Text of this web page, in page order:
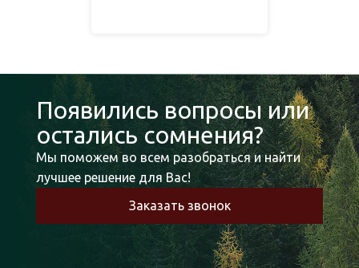
Появились вопросы или
остались сомнения?
Мы поможем во всем разобраться и найти
лучшее решение для Вас!
Заказать звонок